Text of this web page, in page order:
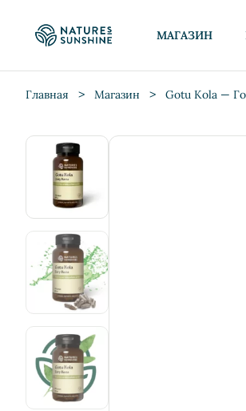
МАГАЗИН
Главная > Магазин > Gotu Kola —